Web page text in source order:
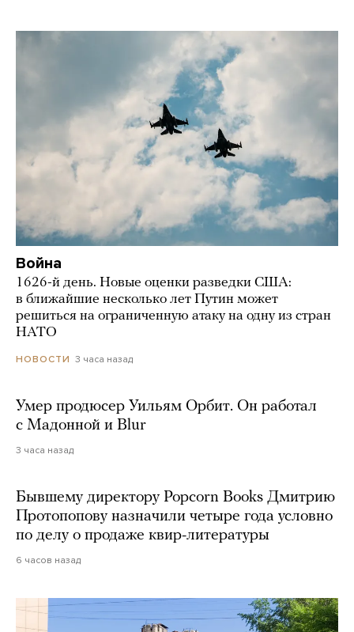
Война
1626-й день. Новые оценки разведки США:
в ближайшие несколько лет Путин может
решиться на ограниченную атаку на одну из стран
НАТО
НОВОСТИ 3 часа назад
Умер продюсер Уильям Орбит. Он работал
с Мадонной и Blur
3 часа назад
Бывшему директору Popcorn Books Дмитрию
Протопопову назначили четыре года условно
по делу о продаже квир-литературы
6 часов назад